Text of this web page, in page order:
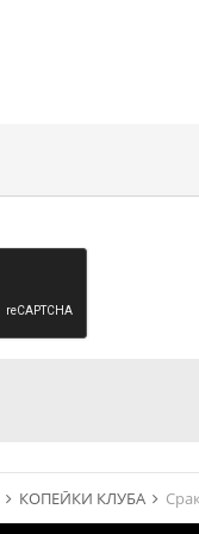
КОПЕЙКИ КЛУБА